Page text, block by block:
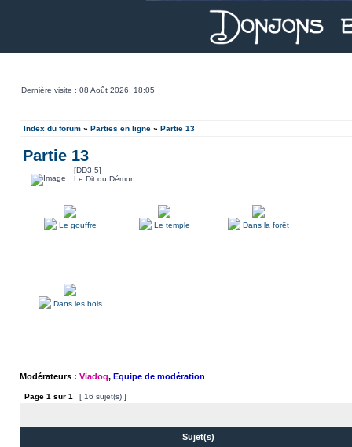
Dernière visite : 08 Août 2026, 18:05
Index du forum » Parties en ligne » Partie 13
Partie 13
[DD3.5]
Le Dit du Démon
Le gouffre Le temple Dans la forêt
Dans les bois
Modérateurs : Viadoq, Equipe de modération
Page 1 sur 1 [ 16 sujet(s) ]
Sujet(s)